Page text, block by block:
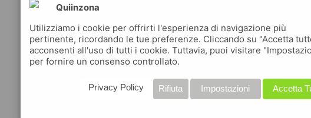
Quiinzona
Utilizziamo i cookie per offrirti l'esperienza di navigazione più
pertinente, ricordando le tue preferenze. Cliccando su "Accetta
acconsenti all'uso di tutti i cookie. Tuttavia, puoi visitare
per fornire un consenso controllato.
Accetta
Impostazioni
Rifiuta
Privacy Policy